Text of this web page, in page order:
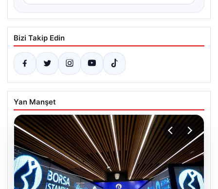
Bizi Takip Edin
Yan Manşet